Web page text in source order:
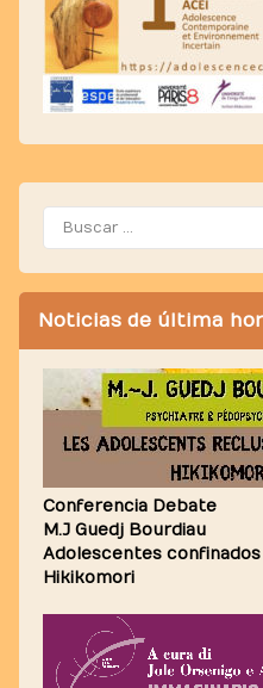
Buscar:
Noticias de última
Conferencia Debate
M.J Guedj Bourdiau
Adolescentes confinados
Hikikomori